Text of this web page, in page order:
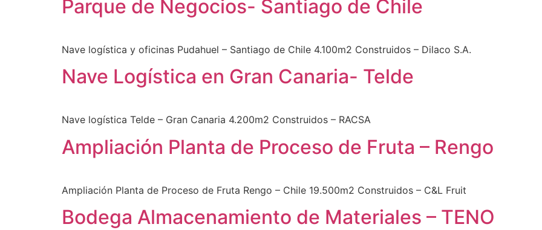
Parque de Negocios- Santiago de Chile
Nave logística y oficinas Pudahuel – Santiago de Chile 4.100m2 Construidos – Dilaco S.A.
Nave Logística en Gran Canaria- Telde
Nave logística Telde – Gran Canaria 4.200m2 Construidos – RACSA
Ampliación Planta de Proceso de Fruta – Rengo
Ampliación Planta de Proceso de Fruta Rengo – Chile 19.500m2 Construidos – C&L Fruit
Bodega Almacenamiento de Materiales – TENO